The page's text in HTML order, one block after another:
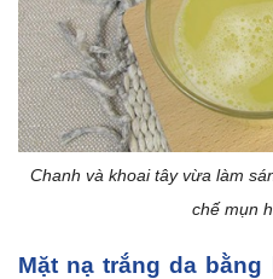
Chanh và khoai tây vừa làm
chế mụn
Mặt nạ trắng da